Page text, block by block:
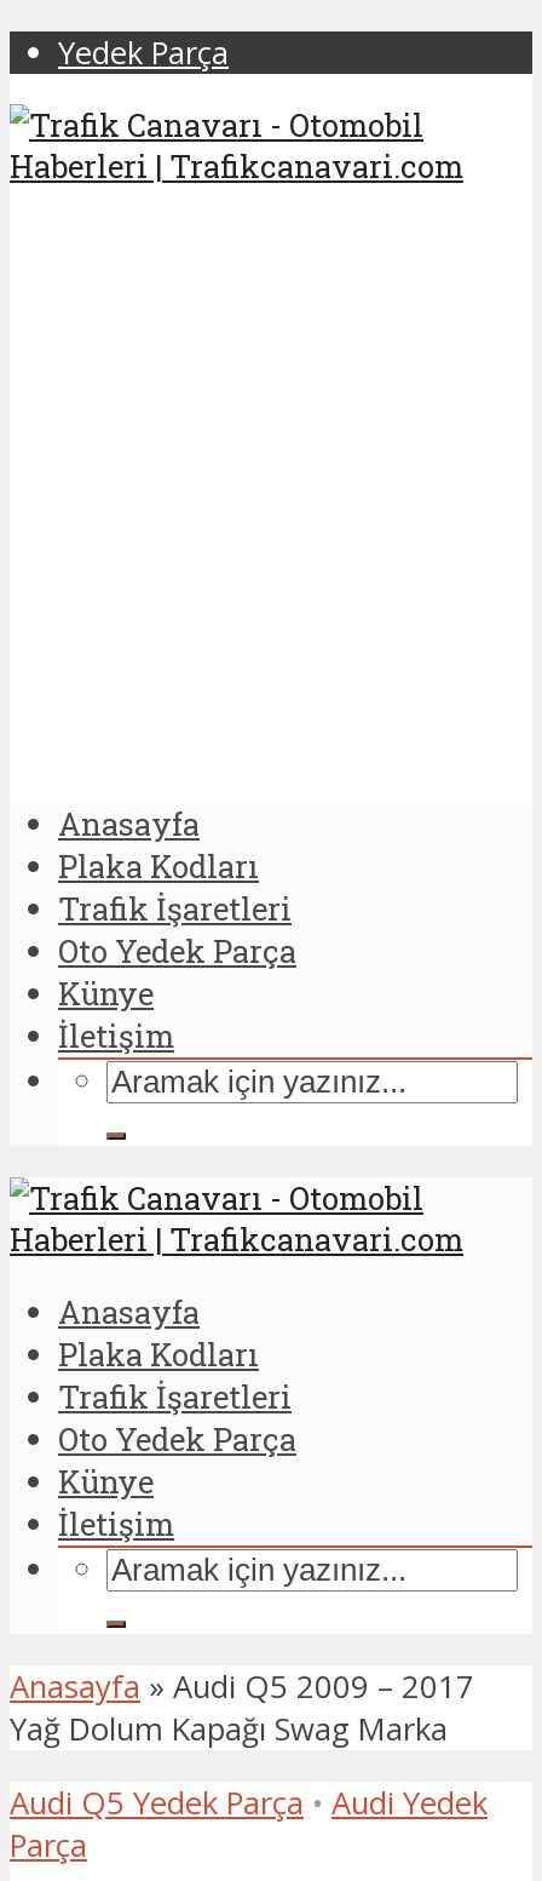
Yedek Parça
Anasayfa
Plaka Kodları
Trafik İşaretleri
Oto Yedek Parça
Künye
İletişim
Anasayfa
Plaka Kodları
Trafik İşaretleri
Oto Yedek Parça
Künye
İletişim
Anasayfa » Audi Q5 2009 – 2017
Yağ Dolum Kapağı Swag Marka
Audi Q5 Yedek Parça • Audi Yedek
Parça